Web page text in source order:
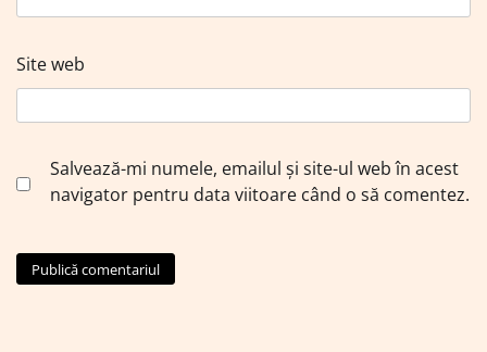
Site web
Salvează-mi numele, emailul și site-ul web în acest
navigator pentru data viitoare când o să comentez.